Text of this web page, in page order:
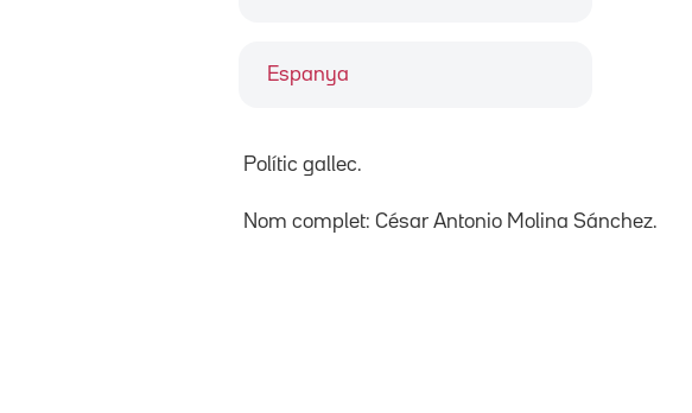
Espanya
Polític gallec.
Nom complet: César Antonio Molina Sánchez.